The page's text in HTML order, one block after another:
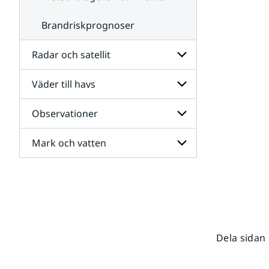
Brandriskprognoser
Radar och satellit
Undersidor
för
Radar
och
satellit
Väder till havs
Undersidor
för
Väder
till
havs
Observationer
Undersidor
för
Mark och vatten
Dela sidan